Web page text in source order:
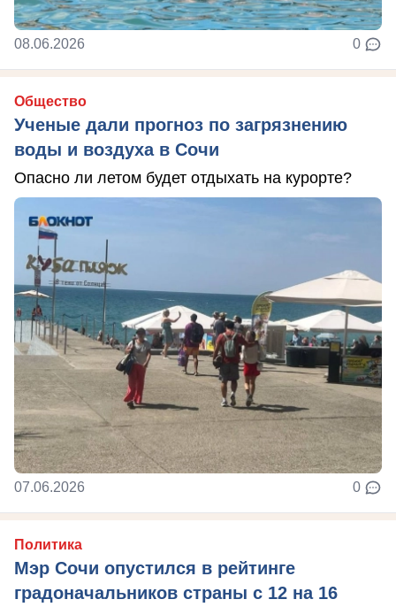
08.06.2026 0
Общество
Ученые дали прогноз по загрязнению
воды и воздуха в Сочи
Опасно ли летом будет отдыхать на курорте?
07.06.2026 0
Политика
Мэр Сочи опустился в рейтинге
градоначальников страны с 12 на 16